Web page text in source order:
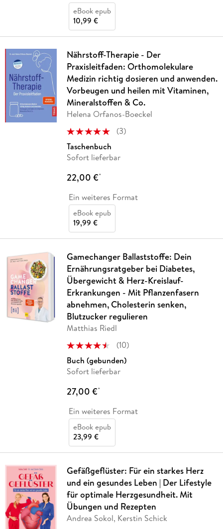
eBook epub
10,99 €
Nährstoff-Therapie - Der
Praxisleitfaden: Orthomolekulare
Medizin richtig dosieren und anwenden.
Vorbeugen und heilen mit Vitaminen,
Mineralstoffen & Co.
Helena Orfanos-Boeckel
(3)
Taschenbuch
Sofort lieferbar
22,00 €*
Ein weiteres Format
eBook epub
19,99 €
Gamechanger Ballaststoffe: Dein
Ernährungsratgeber bei Diabetes,
Übergewicht & Herz-Kreislauf-
Erkrankungen - Mit Pflanzenfasern
abnehmen, Cholesterin senken,
Blutzucker regulieren
Matthias Riedl
(10)
Buch (gebunden)
Sofort lieferbar
27,00 €*
Ein weiteres Format
eBook epub
23,99 €
Gefäßgeflüster: Für ein starkes Herz
und ein gesundes Leben | Der Lifestyle
für optimale Herzgesundheit. Mit
Übungen und Rezepten
Andrea Sokol, Kerstin Schick